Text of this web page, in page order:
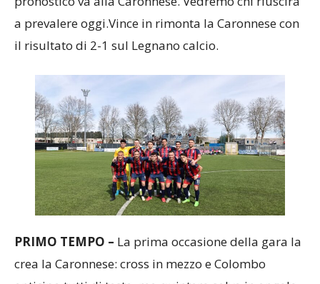
a prevalere oggi.Vince in rimonta la Caronnese con
il risultato di 2-1 sul Legnano calcio.
crea la Caronnese: cross in mezzo e Colombo
anticipa tutti di testa, ma quintero salva in angolo